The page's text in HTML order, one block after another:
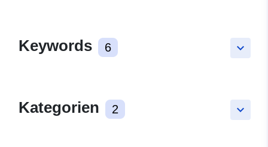
keyboard_arrow_down
Keywords 6
keyboard_arrow_down
Kategorien 2